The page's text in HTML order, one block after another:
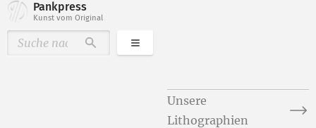
Pankpress
Kunst vom Original
DurchsuchenKategorien
Unsere
Lithographien